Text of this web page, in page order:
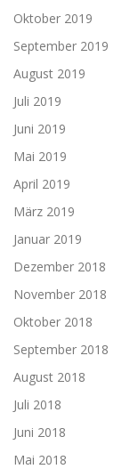
Oktober 2019
September 2019
August 2019
Juli 2019
Juni 2019
Mai 2019
April 2019
März 2019
Januar 2019
Dezember 2018
November 2018
Oktober 2018
September 2018
August 2018
Juli 2018
Juni 2018
Mai 2018